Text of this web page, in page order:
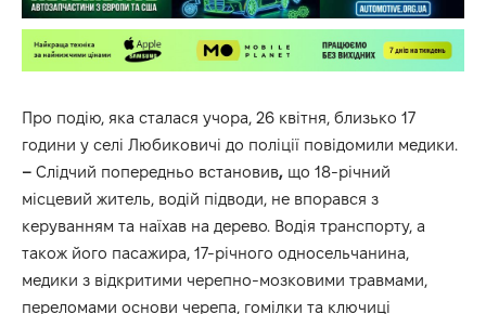
Про подію, яка сталася учора, 26 квітня, близько 17
години у селі Любиковичі до поліції повідомили медики.
– Слідчий попередньо встановив, що 18-річний
місцевий житель, водій підводи, не впорався з
керуванням та наїхав на дерево. Водія транспорту, а
також його пасажира, 17-річного односельчанина,
медики з відкритими черепно-мозковими травмами,
переломами основи черепа, гомілки та ключиці